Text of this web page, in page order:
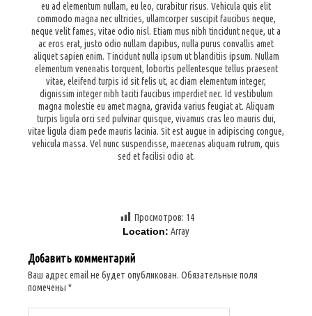
eu ad elementum nullam, eu leo, curabitur risus. Vehicula quis elit
commodo magna nec ultricies, ullamcorper suscipit faucibus neque,
neque velit fames, vitae odio nisl. Etiam mus nibh tincidunt neque, ut a
ac eros erat, justo odio nullam dapibus, nulla purus convallis amet
aliquet sapien enim. Tincidunt nulla ipsum ut blanditiis ipsum. Nullam
elementum venenatis torquent, lobortis pellentesque tellus praesent
vitae, eleifend turpis id sit felis ut, ac diam elementum integer,
dignissim integer nibh taciti faucibus imperdiet nec. Id vestibulum
magna molestie eu amet magna, gravida varius feugiat at. Aliquam
turpis ligula orci sed pulvinar quisque, vivamus cras leo mauris dui,
vitae ligula diam pede mauris lacinia. Sit est augue in adipiscing congue,
vehicula massa. Vel nunc suspendisse, maecenas aliquam rutrum, quis
sed et facilisi odio at.
Просмотров: 14
Location: Array
Добавить комментарий
Ваш адрес email не будет опубликован. Обязательные поля
помечены *